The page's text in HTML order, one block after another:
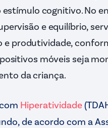
estímulo cognitivo. No
e equilíbrio,
produtividade,
móveis seja
da criança.
Hiperatividade
de acordo com a